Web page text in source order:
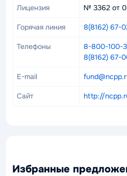
Лицензия № 3362 от
Горячая линия 8(8162) 67-
Телефоны 8-800-100-
8(8162) 67-
E-mail
Сайт http://
Избранные